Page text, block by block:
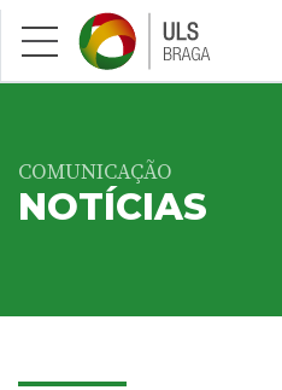
Saltar para conteúdo principal
COMUNICAÇÃO
NOTÍCIAS